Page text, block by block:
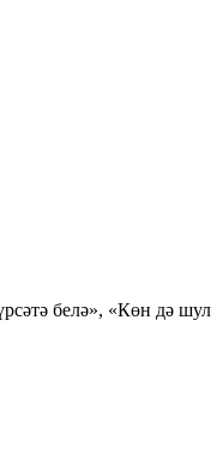
белә», «Көн дә шул